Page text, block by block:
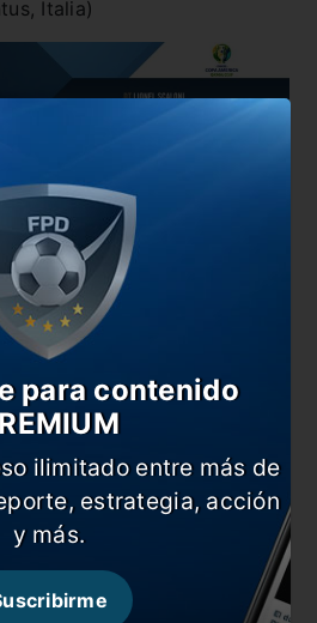
Italia)
para el último amistoso
para contenido
ilimitado entre más de
estrategia, acción
y más.